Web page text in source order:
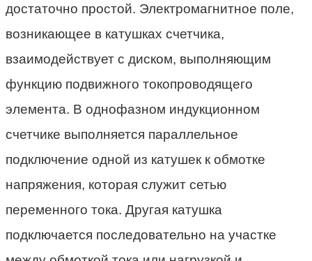
достаточно простой. Электромагнитное поле,
возникающее в катушках счетчика,
взаимодействует с диском, выполняющим
функцию подвижного токопроводящего
элемента. В однофазном индукционном
счетчике выполняется параллельное
подключение одной из катушек к обмотке
напряжения, которая служит сетью
переменного тока. Другая катушка
подключается последовательно на участке